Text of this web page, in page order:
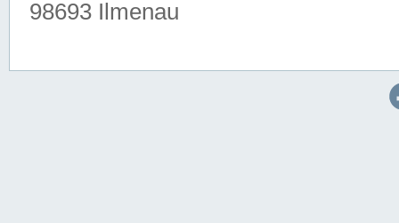
98693 Ilmenau